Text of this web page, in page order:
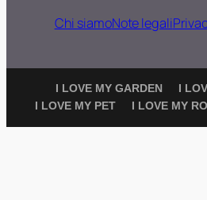
Chi siamoNote legali
I LOVE MY GARDEN
I
I LOVE MY PET
I LOVE MY